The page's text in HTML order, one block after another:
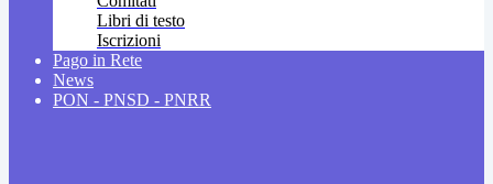
Libri di testo
Iscrizioni
Pago in Rete
News
PON - PNSD - PNRR